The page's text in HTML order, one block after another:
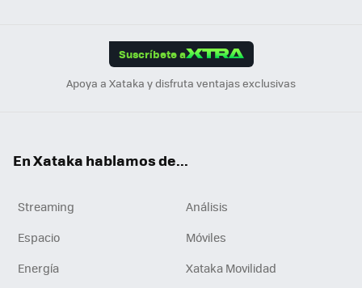
Suscríbete a
Apoya a Xataka y disfruta ventajas exclusivas
En Xataka hablamos de...
Streaming
Análisis
Espacio
Móviles
Energía
Xataka Movilidad